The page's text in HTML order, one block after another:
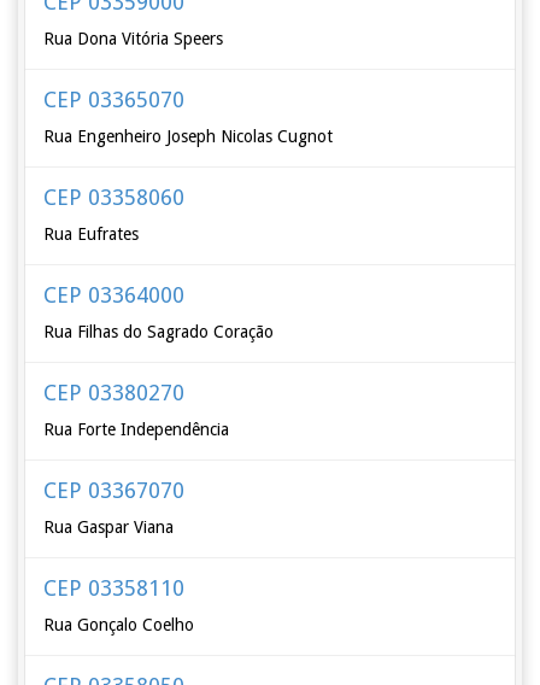
Rua Dona Vitória Speers
CEP 03365070
Rua Engenheiro Joseph Nicolas Cugnot
CEP 03358060
Rua Eufrates
CEP 03364000
Rua Filhas do Sagrado Coração
CEP 03380270
Rua Forte Independência
CEP 03367070
Rua Gaspar Viana
CEP 03358110
Rua Gonçalo Coelho